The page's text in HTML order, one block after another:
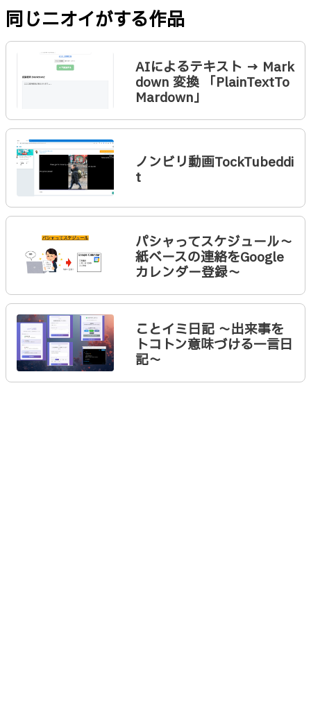
同じニオイがする作品
AIによるテキスト → Mark
down 変換 「PlainTextTo
Mardown」
ノンビリ動画TockTubeddi
t
パシャってスケジュール〜
紙ベースの連絡をGoogle
カレンダー登録〜
ことイミ日記 〜出来事を
トコトン意味づける一言日
記〜